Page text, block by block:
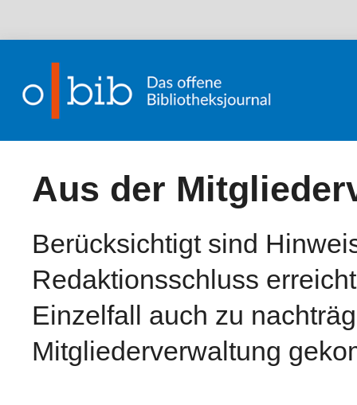
Aus der
Berücksichtigt sind
Redaktionsschluss
Einzelfall auch zu
Mitgliederverwaltung